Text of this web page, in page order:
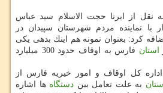
نقل از ایرنا حجت الاسلام سید عباس
با نماینده مردم شهرستان سپیدان در
كرد: بعنوان نمونه هم اینك بدهی یكی
استان
فارس به اوقاف حدود 300 میلیارد
كل اوقاف و امور خیریه فارس از
استان به علت تعامل بین دستگاه ها اشاره